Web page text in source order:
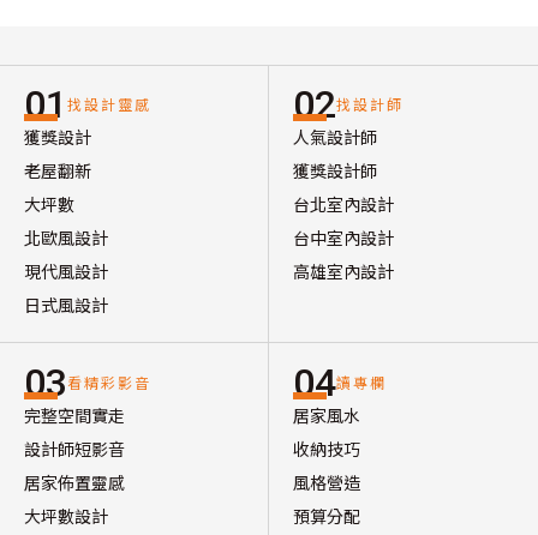
01 找設計靈感
獲獎設計
老屋翻新
大坪數
北歐風設計
現代風設計
日式風設計
02找設計師
人氣設計師
獲獎設計師
台北室內設計
台中室內設計
高雄室內設計
03看精彩影音
完整空間實走
設計師短影音
居家佈置靈感
大坪數設計
04讀專欄
居家風水
收納技巧
風格營造
預算分配